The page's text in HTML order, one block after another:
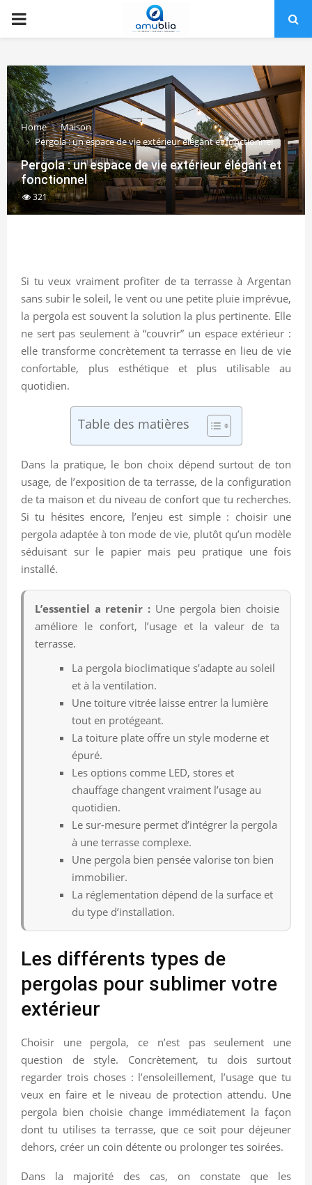
PRIMARY
Home
Maison
Pergola : un espace de vie extérieur élégant et fonctionnel
Pergola : un espace de vie extérieur élégant et
fonctionnel
321
Si tu veux vraiment profiter de ta terrasse à Argentan
sans subir le soleil, le vent ou une petite pluie imprévue,
la pergola est souvent la solution la plus pertinente. Elle
ne sert pas seulement à “couvrir” un espace extérieur :
elle transforme concrètement ta terrasse en lieu de vie
confortable, plus esthétique et plus utilisable au
quotidien.
Table des matières
Dans la pratique, le bon choix dépend surtout de ton
usage, de l’exposition de ta terrasse, de la configuration
de ta maison et du niveau de confort que tu recherches.
Si tu hésites encore, l’enjeu est simple : choisir une
pergola adaptée à ton mode de vie, plutôt qu’un modèle
séduisant sur le papier mais peu pratique une fois
installé.
L’essentiel a retenir : Une pergola bien choisie
améliore le confort, l’usage et la valeur de ta
terrasse.
La pergola bioclimatique s’adapte au soleil
et à la ventilation.
Une toiture vitrée laisse entrer la lumière
tout en protégeant.
La toiture plate offre un style moderne et
épuré.
Les options comme LED, stores et
chauffage changent vraiment l’usage au
quotidien.
Le sur-mesure permet d’intégrer la pergola
à une terrasse complexe.
Une pergola bien pensée valorise ton bien
immobilier.
La réglementation dépend de la surface et
du type d’installation.
Les différents types de
pergolas pour sublimer votre
extérieur
Choisir une pergola, ce n’est pas seulement une
question de style. Concrètement, tu dois surtout
regarder trois choses : l’ensoleillement, l’usage que tu
veux en faire et le niveau de protection attendu. Une
pergola bien choisie change immédiatement la façon
dont tu utilises ta terrasse, que ce soit pour déjeuner
dehors, créer un coin détente ou prolonger tes soirées.
Dans la majorité des cas, on constate que les